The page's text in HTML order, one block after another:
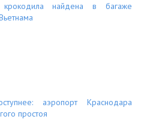
крокодила найдена в багаже
аэропорт Краснодара
простоя